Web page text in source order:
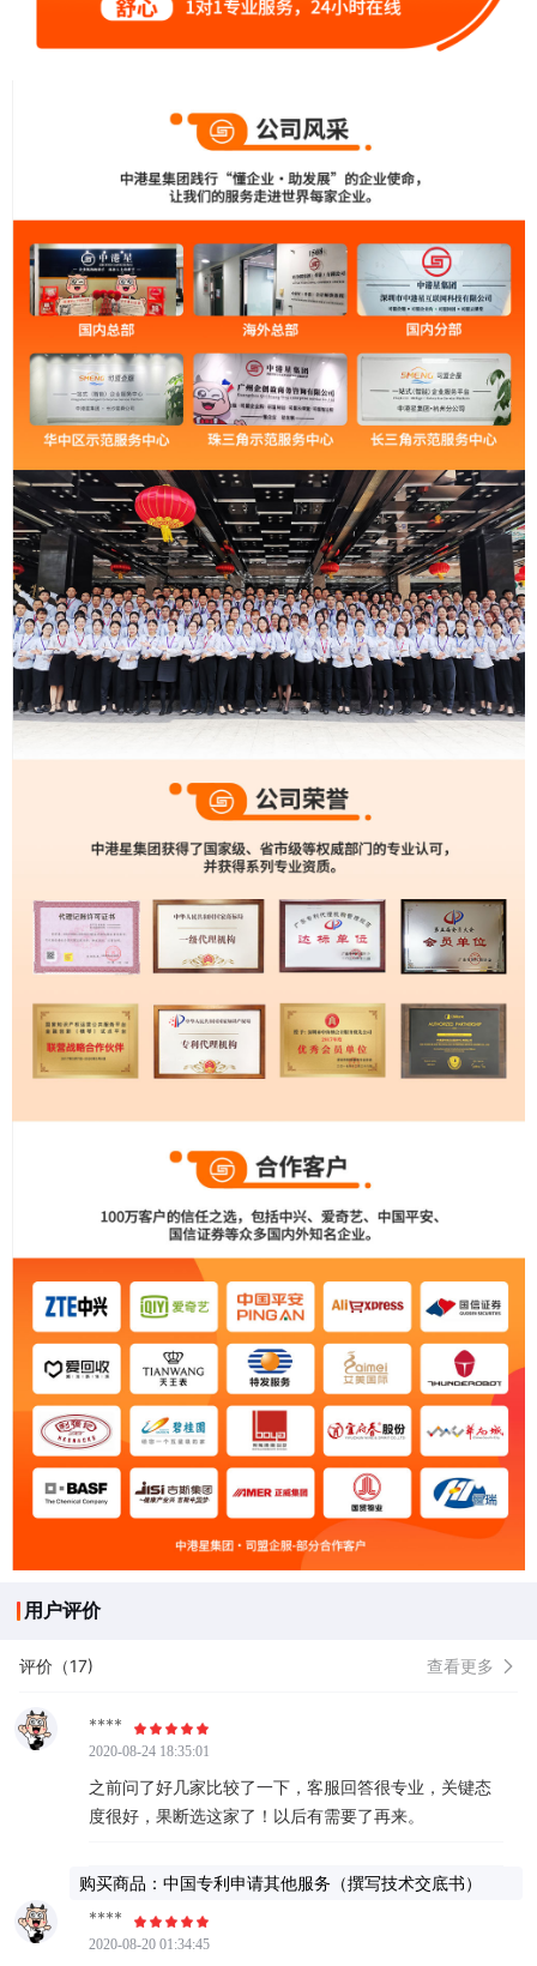
用户评价
评价（17) 查看更多
****
2020-08-24 18:35:01
之前问了好几家比较了一下，客服回答很专业，关键态
度很好，果断选这家了！以后有需要了再来。
购买商品：中国专利申请其他服务（撰写技术交底书）
****
2020-08-20 01:34:45